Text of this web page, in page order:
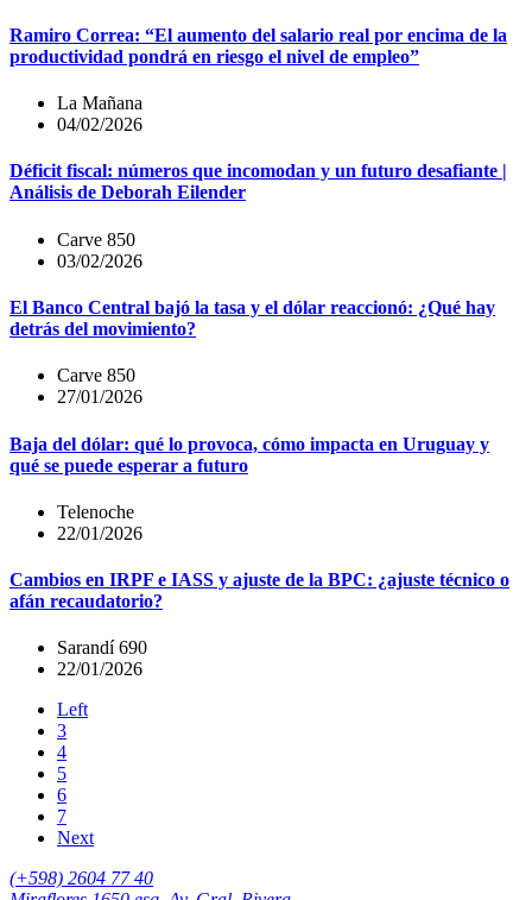
Ramiro Correa: “El aumento del salario real por encima de la
productividad pondrá en riesgo el nivel de empleo”
La Mañana
04/02/2026
Déficit fiscal: números que incomodan y un futuro desafiante |
Análisis de Deborah Eilender
Carve 850
03/02/2026
El Banco Central bajó la tasa y el dólar reaccionó: ¿Qué hay
detrás del movimiento?
Carve 850
27/01/2026
Baja del dólar: qué lo provoca, cómo impacta en Uruguay y
qué se puede esperar a futuro
Telenoche
22/01/2026
Cambios en IRPF e IASS y ajuste de la BPC: ¿ajuste técnico o
afán recaudatorio?
Sarandí 690
22/01/2026
Left
3
4
5
6
7
Next
(+598) 2604 77 40